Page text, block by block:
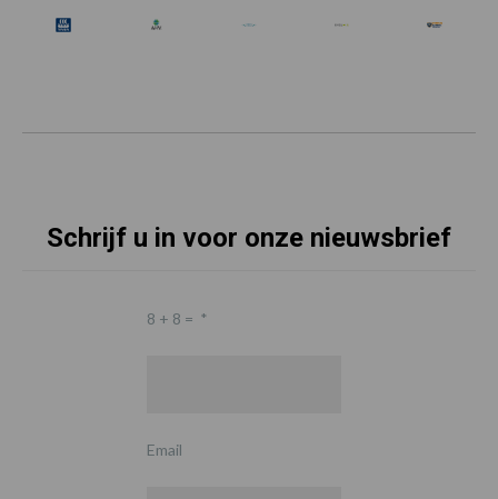
Schrijf u in voor onze nieuwsbrief
8 + 8 = *
Email